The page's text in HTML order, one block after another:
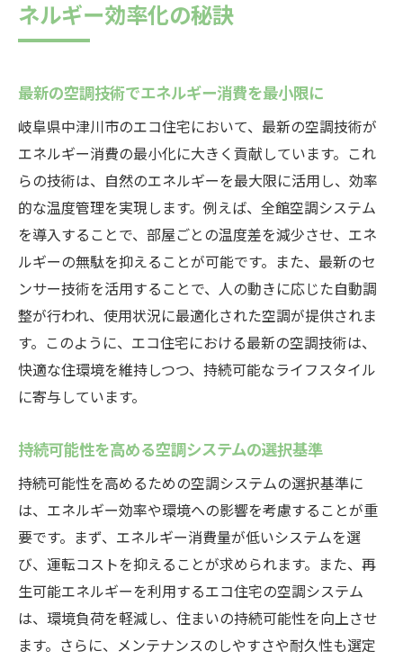
ネルギー効率化の秘訣
最新の空調技術でエネルギー消費を最小限に
岐阜県中津川市のエコ住宅において、最新の空調技術が
エネルギー消費の最小化に大きく貢献しています。これ
らの技術は、自然のエネルギーを最大限に活用し、効率
的な温度管理を実現します。例えば、全館空調システム
を導入することで、部屋ごとの温度差を減少させ、エネ
ルギーの無駄を抑えることが可能です。また、最新のセ
ンサー技術を活用することで、人の動きに応じた自動調
整が行われ、使用状況に最適化された空調が提供されま
す。このように、エコ住宅における最新の空調技術は、
快適な住環境を維持しつつ、持続可能なライフスタイル
に寄与しています。
持続可能性を高める空調システムの選択基準
持続可能性を高めるための空調システムの選択基準に
は、エネルギー効率や環境への影響を考慮することが重
要です。まず、エネルギー消費量が低いシステムを選
び、運転コストを抑えることが求められます。また、再
生可能エネルギーを利用するエコ住宅の空調システム
は、環境負荷を軽減し、住まいの持続可能性を向上させ
ます。さらに、メンテナンスのしやすさや耐久性も選定